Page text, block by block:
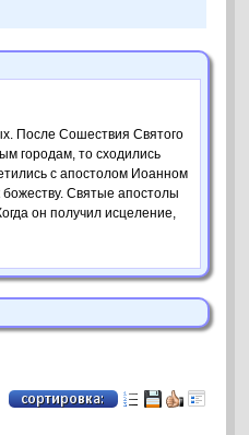
После Сошествия Святого
городам, то сходились
с апостолом Иоанном
божеству. Святые апостолы
он получил исцеление,